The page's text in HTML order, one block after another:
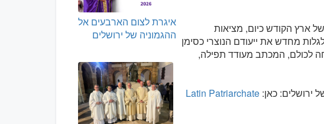
ארץ הקודש כיום, מציאות
מחדש את ייעודם הנוצרי כסימן
לכולם, המכתב מעודד תפילה,
ירושלים: כאן:Latin Patriarchate
איגרת לצום הארבעים אל
ההגמוניה של ירושלים